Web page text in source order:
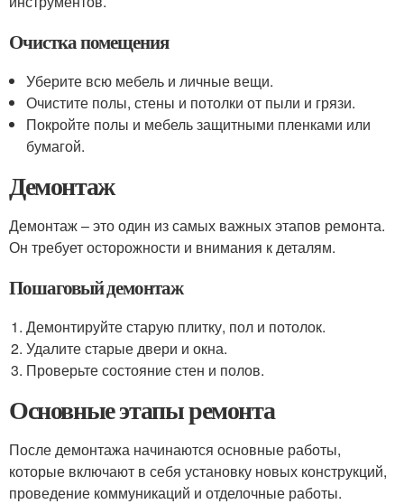
Очистка помещения
Уберите всю мебель и личные вещи.
Очистите полы, стены и потолки от пыли и грязи.
Покройте полы и мебель защитными пленками или
бумагой.
Демонтаж
Демонтаж – это один из самых важных этапов ремонта.
Он требует осторожности и внимания к деталям.
Пошаговый демонтаж
Демонтируйте старую плитку, пол и потолок.
Удалите старые двери и окна.
Проверьте состояние стен и полов.
Основные этапы ремонта
После демонтажа начинаются основные работы,
которые включают в себя установку новых конструкций,
проведение коммуникаций и отделочные работы.